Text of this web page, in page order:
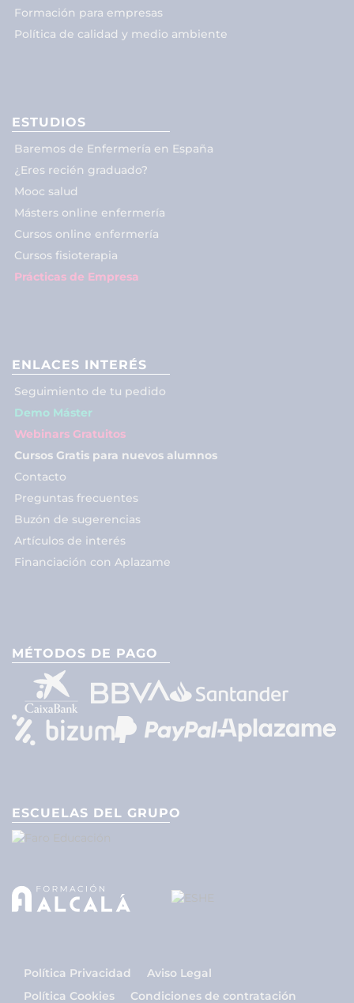
Formación para empresas
Política de calidad y medio ambiente
ESTUDIOS
Baremos de Enfermería en España
¿Eres recién graduado?
Mooc salud
Másters online enfermería
Cursos online enfermería
Cursos fisioterapia
Prácticas de Empresa
ENLACES INTERÉS
Seguimiento de tu pedido
Demo Máster
Webinars Gratuitos
Cursos Gratis para nuevos alumnos
Contacto
Preguntas frecuentes
Buzón de sugerencias
Artículos de interés
Financiación con Aplazame
MÉTODOS DE PAGO
ESCUELAS DEL GRUPO
Política Privacidad
Aviso Legal
Política Cookies
Condiciones de contratación